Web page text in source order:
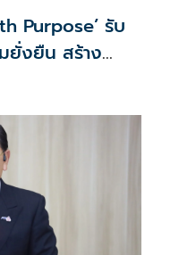
Purpose’ รับ
ยั่งยืน สร้าง